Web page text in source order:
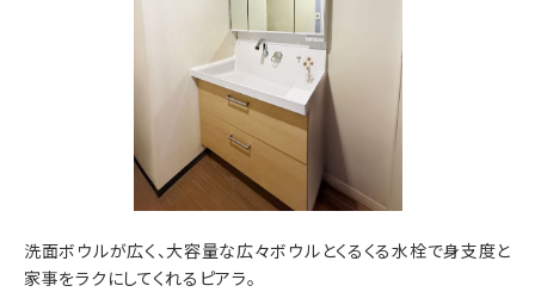
洗面ボウルが広く、大容量な広々ボウルとくるくる水栓で身支度と
家事をラクにしてくれるピアラ。